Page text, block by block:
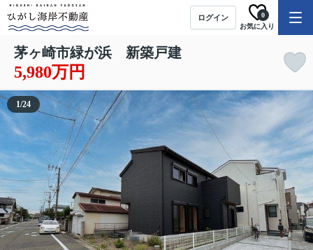
ログイン
お気に入り
0
茅ヶ崎市緑が浜 新築戸建
5,980万円
1/24